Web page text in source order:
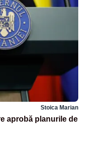
Stoica Marian
aprobă planurile de